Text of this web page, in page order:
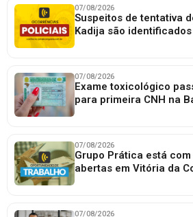
07/08/2026
Suspeitos de tentativa
Kadija são
07/08/2026
Exame toxicológico
para primeira CNH na
07/08/2026
Grupo Prática está
abertas em Vitória da
07/08/2026